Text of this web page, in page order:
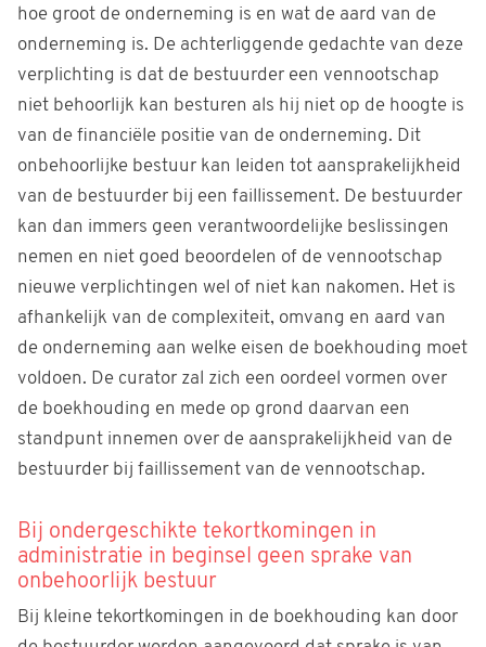
hoe groot de onderneming is en wat de aard van de
onderneming is. De achterliggende gedachte van deze
verplichting is dat de bestuurder een vennootschap
niet behoorlijk kan besturen als hij niet op de hoogte is
van de financiële positie van de onderneming. Dit
onbehoorlijke bestuur kan leiden tot aansprakelijkheid
van de bestuurder bij een faillissement. De bestuurder
kan dan immers geen verantwoordelijke beslissingen
nemen en niet goed beoordelen of de vennootschap
nieuwe verplichtingen wel of niet kan nakomen. Het is
afhankelijk van de complexiteit, omvang en aard van
de onderneming aan welke eisen de boekhouding moet
voldoen. De curator zal zich een oordeel vormen over
de boekhouding en mede op grond daarvan een
standpunt innemen over de aansprakelijkheid van de
bestuurder bij faillissement van de vennootschap.
Bij ondergeschikte tekortkomingen in
administratie in beginsel geen sprake van
onbehoorlijk bestuur
Bij kleine tekortkomingen in de boekhouding kan door